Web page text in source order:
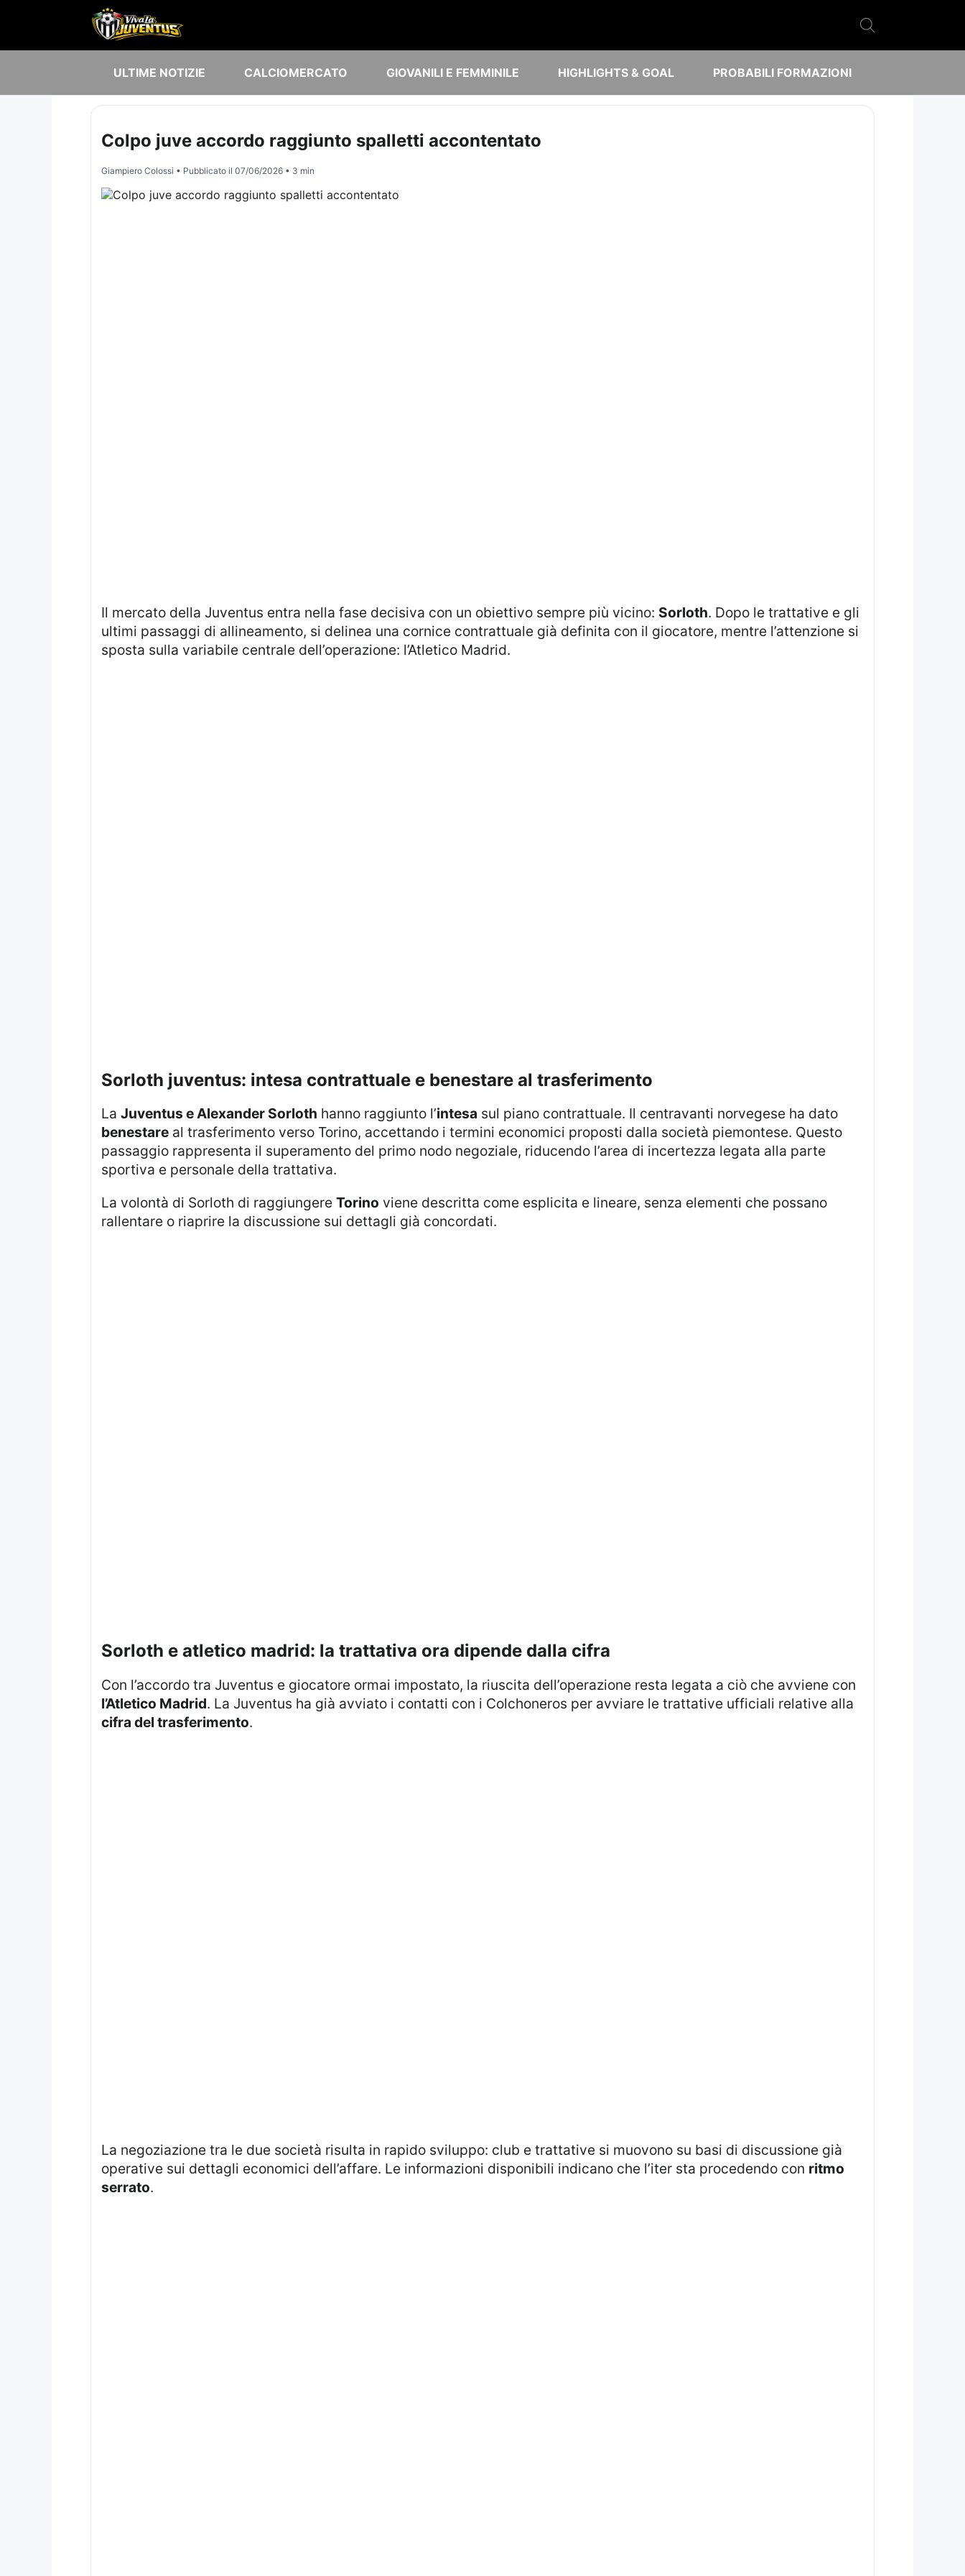
ULTIME NOTIZIE CALCIOMERCATO GIOVANILI E FEMMINILE HIGHLIGHTS & GOAL PROBABILI FORMAZIONI
Colpo juve accordo raggiunto spalletti accontentato
Giampiero Colossi • Pubblicato il 07/06/2026• 3 min
Il mercato della Juventus entra nella fase decisiva con un obiettivo sempre più vicino: Sorloth. Dopo le trattative e gli
ultimi passaggi di allineamento, si delinea una cornice contrattuale già definita con il giocatore, mentre l’attenzione si
sposta sulla variabile centrale dell’operazione: l’Atletico Madrid.
sorloth juventus: intesa contrattuale e benestare al trasferimento
La Juventus e Alexander Sorloth hanno raggiunto l’intesa sul piano contrattuale. Il centravanti norvegese ha dato
benestareal trasferimento verso Torino, accettando i termini economici proposti dalla società piemontese. Questo
passaggio rappresenta il superamento del primo nodo negoziale, riducendo l’area di incertezza legata alla parte
sportiva e personale della trattativa.
La volontà di Sorloth di raggiungere Torino viene descritta come esplicita e lineare, senza elementi che possano
rallentare o riaprire la discussione sui dettagli già concordati.
sorloth e atletico madrid: la trattativa ora dipende dalla cifra
Con l’accordo tra Juventus e giocatore ormai impostato, la riuscita dell’operazione resta legata a ciò che avviene con
l’Atletico Madrid. La Juventus ha già avviato i contatti con i Colchoneros per avviare le trattative ufficiali relative alla
cifra del trasferimento.
La negoziazione tra le due società risulta in rapido sviluppo: club e trattative si muovono su basi di discussione già
operative sui dettagli economici dell’affare. Le informazioni disponibili indicano che l’iter sta procedendo con ritmo
serrato.